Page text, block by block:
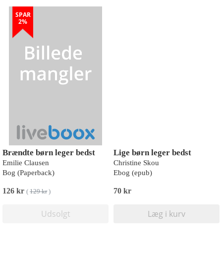
SPAR
2%
Brændte børn leger bedst
Emilie Clausen
Bog (Paperback)
126 kr ( 129 kr)
Udsolgt
Lige børn leger bedst
Christine Skou
Ebog (epub)
70 kr
Læg i kurv